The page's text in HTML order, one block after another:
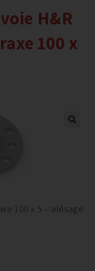
H&R
100 x
100 x 5 – alésage